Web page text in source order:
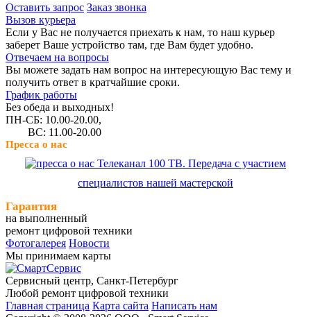
Оставить запрос Заказ звонка
Вызов курьера
Если у Вас не получается приехать к нам, то наш курьер
заберет Ваше устройство там, где Вам будет удобно.
Отвечаем на вопросы
Вы можете задать нам вопрос на интересующую Вас тему и
получить ответ в кратчайшие сроки.
График работы
Без обеда и выходных!
ПН-СБ: 10.00-20.00,
ВС: 11.00-20.00
Пресса о нас
Телеканал 100 ТВ. Передача с участием
специалистов нашей мастерской
Гарантия
на выполненный
ремонт цифровой техники
Фотогалерея Новости
Мы принимаем карты
Сервисный центр, Cанкт-Петербург
Любой ремонт цифровой техники
Главная страница Карта сайта Написать нам